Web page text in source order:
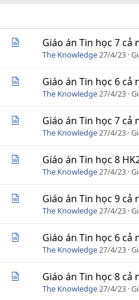
Giáo án Tin học 7 cả
The Knowledge27/4/23
Giáo án Tin học 6 cả
The Knowledge27/4/23
Giáo án Tin học 7 cả
The Knowledge27/4/23
Giáo án Tin học 8
The Knowledge27/4/23
Giáo án Tin học 9 cả
The Knowledge27/4/23
Giáo án Tin học 6 cả
The Knowledge27/4/23
Giáo án Tin học 8 cả
The Knowledge27/4/23